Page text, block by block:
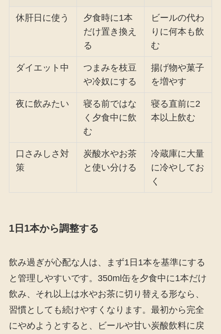
休肝日に使う
夕食時に1本
だけ置き換え
る
ビールの代わ
りに何本も飲
む
ダイエット中
つまみを枝豆
や冷奴にする
揚げ物や菓子
を増やす
夜に飲みたい
寝る前ではな
く夕食中に飲
む
寝る直前に2
本以上飲む
口さみしさ対
策
炭酸水やお茶
と使い分ける
冷蔵庫に大量
に冷やしてお
く
1日1本から調整する
飲み過ぎが心配な人は、まず1日1本を基準にする
と管理しやすいです。350ml缶を夕食中に1本だけ
飲み、それ以上は水やお茶に切り替える形なら、
習慣としても続けやすくなります。最初から完全
にやめようとすると、ビールや甘い炭酸飲料に戻